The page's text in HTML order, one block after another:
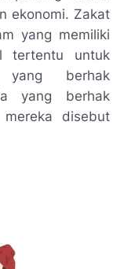
ekonomi. Zakat
yang memiliki
tertentu untuk
yang berhak
yang berhak
disebut